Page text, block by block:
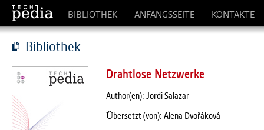
BIBLIOTHEK ANFANGSSEITE KONTAKTE
Bibliothek
Drahtlose Netzwerke
Author(en): Jordi Salazar
Übersetzt (von): Alena Dvořáková